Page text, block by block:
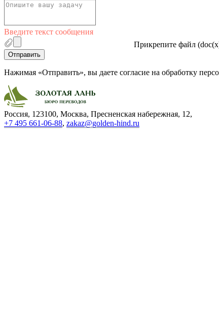
Введите текст сообщения
Прикрепите файл
Отправить
Нажимая «Отправить», вы даете согласие на обработку
Россия, 123100, Москва, Пресненская набережная, 12,
+7 495 661-06-88, zakaz@golden-hind.ru